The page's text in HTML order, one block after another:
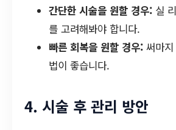
간단한 시술을 원할 경우: 실
를 고려해봐야 합니다.
빠른 회복을 원할 경우: 써마
법이 좋습니다.
4. 시술 후 관리 방안